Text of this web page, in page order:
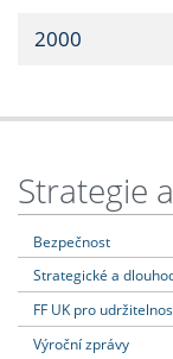
2000
Strategie
Bezpečnost
Strategické a
FF UK pro
Výroční zprávy